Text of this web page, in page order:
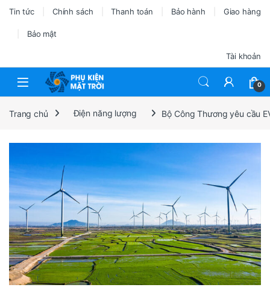
Tin tức Chính sách Thanh toán Bảo hành Giao hàng
Bảo mật
Tài khoản
0
Trang chủ Điện năng lượng Bộ Công Thương yêu cầu